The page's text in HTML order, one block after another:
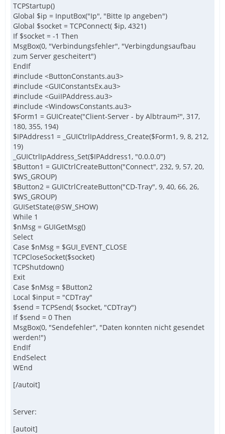
TCPStartup()
Global $ip = InputBox("Ip", "Bitte Ip angeben")
Global $socket = TCPConnect( $ip, 4321)
If $socket = -1 Then
MsgBox(0, "Verbindungsfehler", "Verbingdungsaufbau
zum Server gescheitert")
EndIf
#include <ButtonConstants.au3>
#include <GUIConstantsEx.au3>
#include <GuiIPAddress.au3>
#include <WindowsConstants.au3>
$Form1 = GUICreate("Client-Server - by Albtraum²", 317,
180, 355, 194)
$IPAddress1 = _GUICtrlIpAddress_Create($Form1, 9, 8, 212,
19)
_GUICtrlIpAddress_Set($IPAddress1, "0.0.0.0")
$Button1 = GUICtrlCreateButton("Connect", 232, 9, 57, 20,
$WS_GROUP)
$Button2 = GUICtrlCreateButton("CD-Tray", 9, 40, 66, 26,
$WS_GROUP)
GUISetState(@SW_SHOW)
While 1
$nMsg = GUIGetMsg()
Select
Case $nMsg = $GUI_EVENT_CLOSE
TCPCloseSocket($socket)
TCPShutdown()
Exit
Case $nMsg = $Button2
Local $input = "CDTray"
$send = TCPSend( $socket, "CDTray")
If $send = 0 Then
MsgBox(0, "Sendefehler", "Daten konnten nicht gesendet
werden!")
EndIf
EndSelect
WEnd
[/autoit]
Server:
[autoit]